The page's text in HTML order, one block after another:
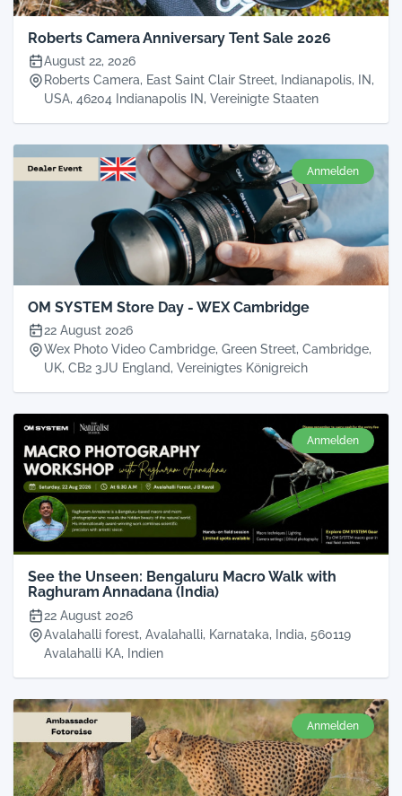
Roberts Camera Anniversary Tent Sale 2026
August 22, 2026
Roberts Camera, East Saint Clair Street, Indianapolis, IN,
USA, 46204 Indianapolis IN, Vereinigte Staaten
Anmelden
OM SYSTEM Store Day - WEX Cambridge
22 August 2026
Wex Photo Video Cambridge, Green Street, Cambridge,
UK, CB2 3JU England, Vereinigtes Königreich
Anmelden
See the Unseen: Bengaluru Macro Walk with
Raghuram Annadana (India)
22 August 2026
Avalahalli forest, Avalahalli, Karnataka, India, 560119
Avalahalli KA, Indien
Anmelden